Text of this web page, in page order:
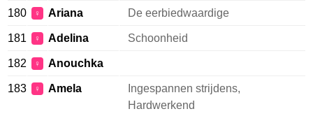
180 ♀ Ariana De eerbiedwaardige
181 ♀ Adelina Schoonheid
182 ♀ Anouchka
183 ♀ Amela
Ingespannen strijdens,
Hardwerkend